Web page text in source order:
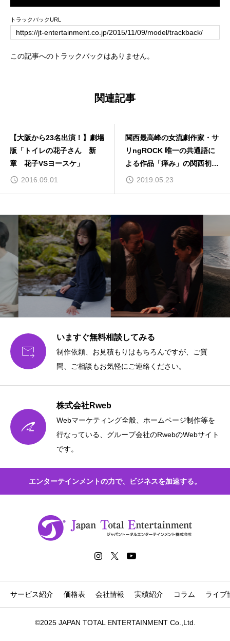
トラックバックURL
この記事へのトラックバックはありません。
関連記事
【大阪から23名出演！】劇場
版「トイレの花子さん 新
章 花子VSヨースケ」
2016.09.01
関西最高峰の女流劇作家・サ
リngROCK 唯一の共通語に
よる作品「痒み」の関西初上
演が、ついに明日から上演！
2019.05.23

いますぐ無料相談してみる
制作依頼、お見積もりはもちろんですが、ご質
問、ご相談もお気軽にご連絡ください。
株式会社Rweb
Webマーケティング全般、ホームページ制作等を
行なっている、グループ会社のRwebのWebサイト
です。
エンターテインメントの力で、ビジネスを加速する。
サービス紹介 価格表 会社情報 実績紹介 コラム ライブ
©2025 JAPAN TOTAL ENTERTAINMENT Co.,Ltd.